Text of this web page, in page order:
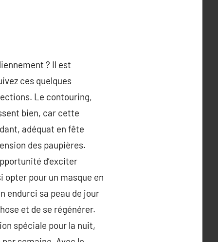
? Il est
ces quelques
Le contouring,
bien, car cette
adéquat en fête
des paupières.
d’exciter
opter pour un masque en
endurci sa peau de jour
et de se régénérer.
spéciale pour la nuit,